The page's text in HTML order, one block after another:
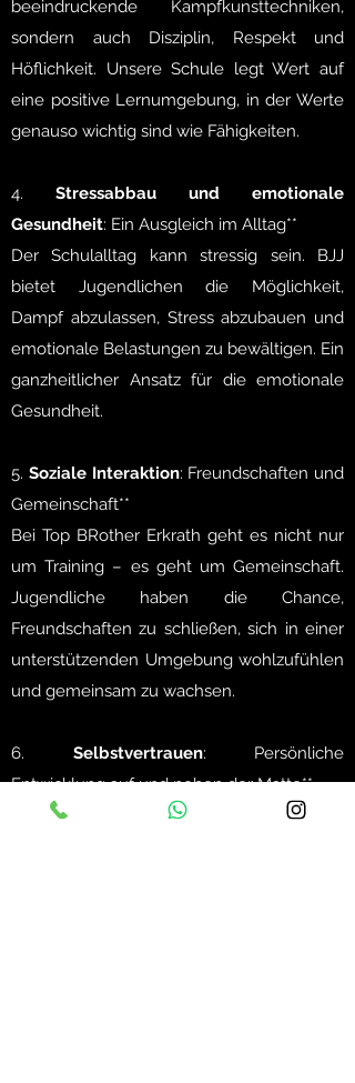
beeindruckende Kampfkunsttechniken,
sondern auch Disziplin, Respekt und
Höflichkeit. Unsere Schule legt Wert auf
eine positive Lernumgebung, in der Werte
genauso wichtig sind wie Fähigkeiten.
4. Stressabbau und emotionale
Gesundheit: Ein Ausgleich im Alltag**
Der Schulalltag kann stressig sein. BJJ
bietet Jugendlichen die Möglichkeit,
Dampf abzulassen, Stress abzubauen und
emotionale Belastungen zu bewältigen. Ein
ganzheitlicher Ansatz für die emotionale
Gesundheit.
5. Soziale Interaktion: Freundschaften und
Gemeinschaft**
Bei Top BRother Erkrath geht es nicht nur
um Training – es geht um Gemeinschaft.
Jugendliche haben die Chance,
Freundschaften zu schließen, sich in einer
unterstützenden Umgebung wohlzufühlen
und gemeinsam zu wachsen.
6. Selbstvertrauen: Persönliche
Entwicklung auf und neben der Matte**
Durch das Beherrschen neuer Fähigkeiten